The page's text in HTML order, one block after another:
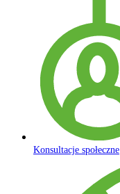
Konsultacje społeczne